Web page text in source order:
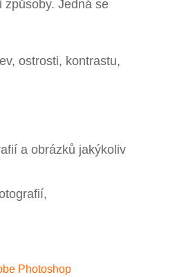
způsoby. Jedná se
ostrosti, kontrastu,
a obrázků jakýkoliv
Photoshop